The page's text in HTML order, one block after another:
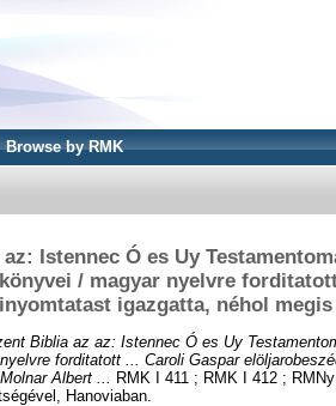
Browse by RMK
Istennec Ó es Uy
/ magyar nyelvre
igazgatta, néhol
Biblia az az: Istennec Ó es Uy
forditatott ... Caroli Gaspar
Albert ...
RMK I 411 ; RMK I 412 ;
Hanoviaban.